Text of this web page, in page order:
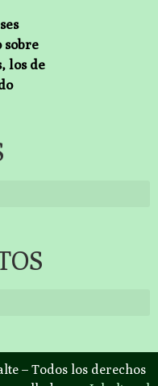
sobre
los de
– Todos los derechos